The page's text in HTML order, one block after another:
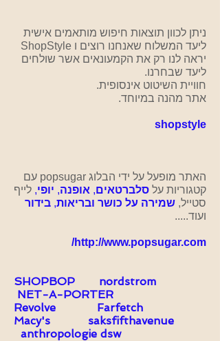
ניתן לכוון תוצאות חיפוש מותאמים אישית
ליעד המשלוח שאנחנו רוצים ו ShopStyle
יראה לנו רק את הקמעונאים אשר שולחים
ליעד שבחרנו.
חוויית השיטוט אינסופית.
אתר מהנה במיוחד.
shopstyle
האתר מופעל על ידי הבלוג popsugar עם
קטגוריות על סלברטאים, אופנה, יופי, לייף
סטייל, שמירה על כושר ובריאות, בידור
ועוד.....
http://www.popsugar.com
/
SHOPBOP nordstrom
NET-A-PORTER
Revolve Farfetch
Macy's saksfifthavenue
anthropologie dsw